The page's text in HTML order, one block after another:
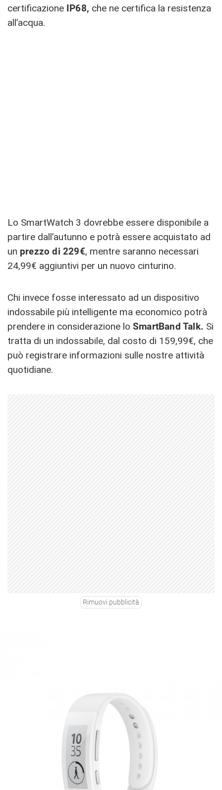
certificazione IP68, che ne certifica la resistenza
all’acqua.
Lo SmartWatch 3 dovrebbe essere disponibile a
partire dall’autunno e potrà essere acquistato ad
un prezzo di 229€, mentre saranno necessari
24,99€ aggiuntivi per un nuovo cinturino.
Chi invece fosse interessato ad un dispositivo
indossabile più intelligente ma economico potrà
prendere in considerazione lo SmartBand Talk. Si
tratta di un indossabile, dal costo di 159,99€, che
può registrare informazioni sulle nostre attività
quotidiane.
Rimuovi pubblicità